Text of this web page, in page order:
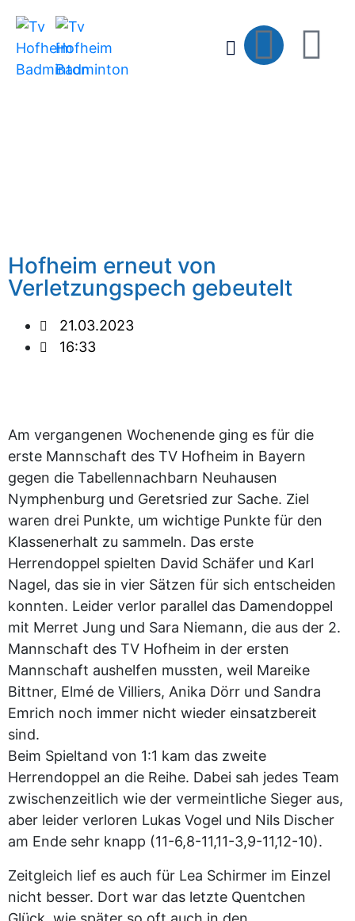
Hofheim erneut von
Verletzungspech gebeutelt
21.03.2023
16:33
Am vergangenen Wochenende ging es für die
erste Mannschaft des TV Hofheim in Bayern
gegen die Tabellennachbarn Neuhausen
Nymphenburg und Geretsried zur Sache. Ziel
waren drei Punkte, um wichtige Punkte für den
Klassenerhalt zu sammeln. Das erste
Herrendoppel spielten David Schäfer und Karl
Nagel, das sie in vier Sätzen für sich entscheiden
konnten. Leider verlor parallel das Damendoppel
mit Merret Jung und Sara Niemann, die aus der 2.
Mannschaft des TV Hofheim in der ersten
Mannschaft aushelfen mussten, weil Mareike
Bittner, Elmé de Villiers, Anika Dörr und Sandra
Emrich noch immer nicht wieder einsatzbereit
sind.
Beim Spieltand von 1:1 kam das zweite
Herrendoppel an die Reihe. Dabei sah jedes Team
zwischenzeitlich wie der vermeintliche Sieger aus,
aber leider verloren Lukas Vogel und Nils Discher
am Ende sehr knapp (11-6,8-11,11-3,9-11,12-10).
Zeitgleich lief es auch für Lea Schirmer im Einzel
nicht besser. Dort war das letzte Quentchen